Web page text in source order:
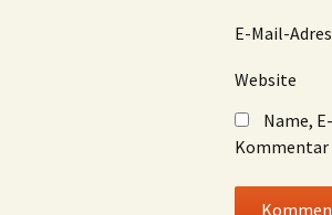
E-Mail-
Website
Name,
Kommentar